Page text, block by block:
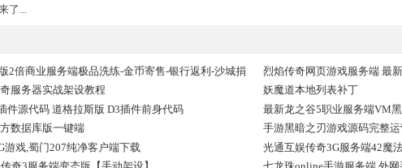
了...
2倍商业服务端极品洗练-金币寄售-银行返利-沙城捐
烈焰传奇网页游戏服务端 最
全套
服务器实战架设教程
妖魔道本地列表补丁
件源代码 道格拉斯版 D3插件前身代码
最新龙之谷5职业服务端VM
数据库版一键端
手游黑暗之刃游戏源码完整
游戏,蜀门207纯净客户端下载
光通互娱传奇3G服务端42魔